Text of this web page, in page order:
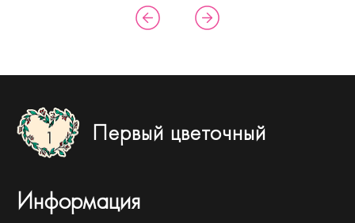
Первый цветочный
Информация